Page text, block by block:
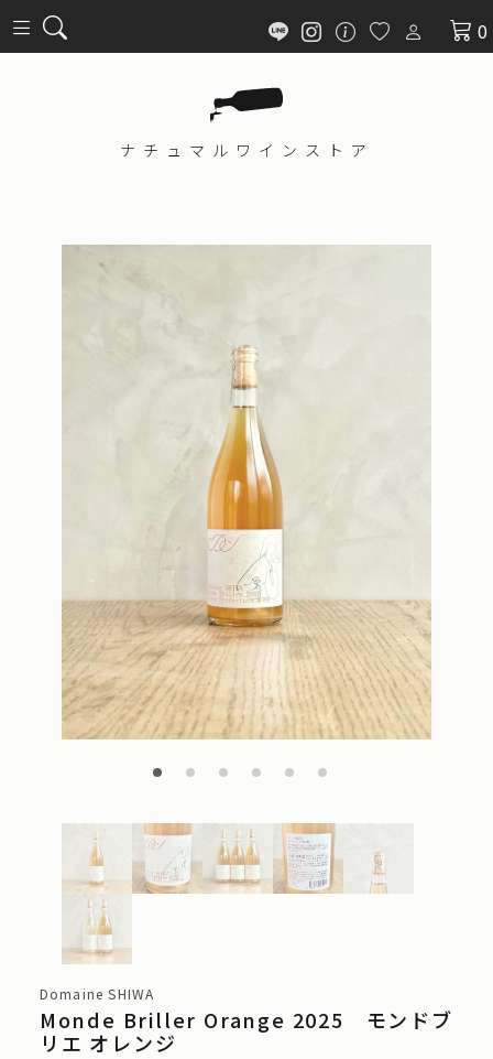
0
ナチュマル ワインストア
Domaine SHIWA
Monde Briller Orange 2025 モンドブ
リエ オレンジ